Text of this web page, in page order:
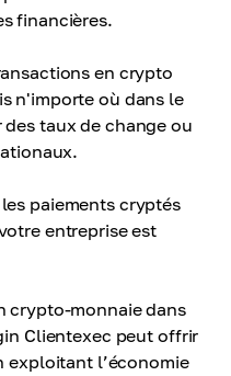
financières.
en crypto
n'importe où dans le
des taux de change ou
paiements cryptés
entreprise est
crypto-monnaie dans
Clientexec peut offrir
exploitant l’économie